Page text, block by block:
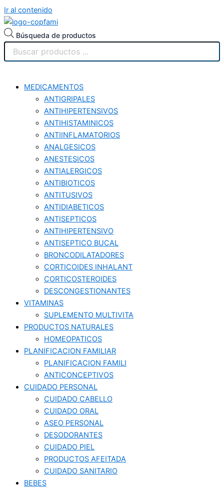
Ir al contenido
Búsqueda de productos
MEDICAMENTOS
ANTIGRIPALES
ANTIHIPERTENSIVOS
ANTIHISTAMINICOS
ANTIINFLAMATORIOS
ANALGESICOS
ANESTESICOS
ANTIALERGICOS
ANTIBIOTICOS
ANTITUSIVOS
ANTIDIABETICOS
ANTISEPTICOS
ANTIHIPERTENSIVO
ANTISEPTICO BUCAL
BRONCODILATADORES
CORTICOIDES INHALANT
CORTICOSTEROIDES
DESCONGESTIONANTES
VITAMINAS
SUPLEMENTO MULTIVITA
PRODUCTOS NATURALES
HOMEOPATICOS
PLANIFICACION FAMILIAR
PLANIFICACION FAMILI
ANTICONCEPTIVOS
CUIDADO PERSONAL
CUIDADO CABELLO
CUIDADO ORAL
ASEO PERSONAL
DESODORANTES
CUIDADO PIEL
PRODUCTOS AFEITADA
CUIDADO SANITARIO
BEBES